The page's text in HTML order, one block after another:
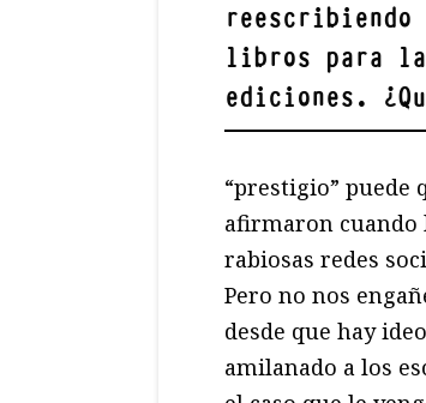
reescribiendo
libros para
ediciones.
“prestigio” puede
afirmaron cuando
rabiosas redes
Pero no nos
desde que hay
amilanado a los